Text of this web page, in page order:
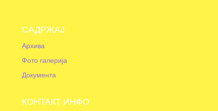
САДРЖАЈ
Архива
Фото галерија
Документа
КОНТАКТ ИНФО